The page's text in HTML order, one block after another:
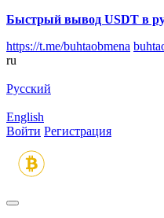
Быстрый вывод USDT в
https://t.me/buhtaobmena
ru
Русский
English
Войти Регистрация